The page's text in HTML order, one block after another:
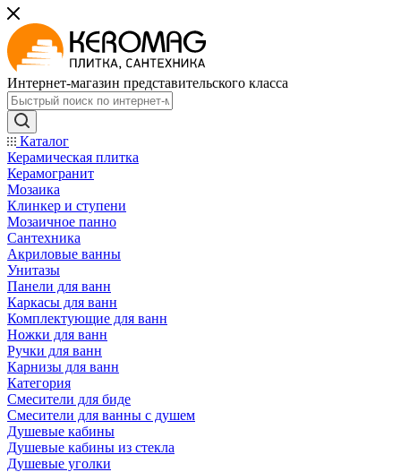
Интернет-магазин представительского класса
Каталог
Керамическая плитка
Керамогранит
Мозаика
Клинкер и ступени
Мозаичное панно
Сантехника
Акриловые ванны
Унитазы
Панели для ванн
Каркасы для ванн
Комплектующие для ванн
Ножки для ванн
Ручки для ванн
Карнизы для ванн
Категория
Смесители для биде
Смесители для ванны с душем
Душевые кабины
Душевые кабины из стекла
Душевые уголки